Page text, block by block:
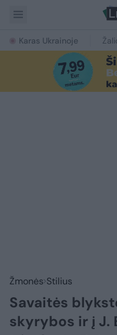
Karas Ukrainoje
Žmonės Stilius
Savaitės
skyrybos ir į J.